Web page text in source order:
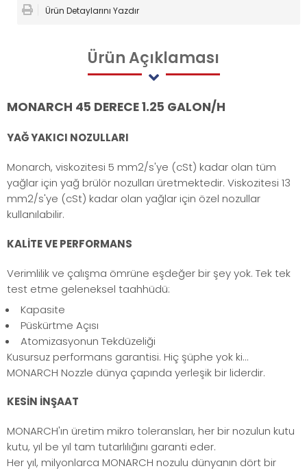
Ürün Detaylarını Yazdır
ÜrünAçıklaması
MONARCH 45 DERECE 1.25 GALON/H
YAĞ YAKICI NOZULLARI
Monarch, viskozitesi 5 mm2/s'ye (cSt) kadar olan tüm
yağlar için yağ brülör nozulları üretmektedir. Viskozitesi 13
mm2/s'ye (cSt) kadar olan yağlar için özel nozullar
kullanılabilir.
KALİTE VE PERFORMANS
Verimlilik ve çalışma ömrüne eşdeğer bir şey yok. Tek tek
test etme geleneksel taahhüdü:
Kapasite
Püskürtme Açısı
Atomizasyonun Tekdüzeliği
Kusursuz performans garantisi. Hiç şüphe yok ki...
MONARCH Nozzle dünya çapında yerleşik bir liderdir.
KESİN İNŞAAT
MONARCH'ın üretim mikro toleransları, her bir nozulun kutu
kutu, yıl be yıl tam tutarlılığını garanti eder.
Her yıl, milyonlarca MONARCH nozulu dünyanın dört bir